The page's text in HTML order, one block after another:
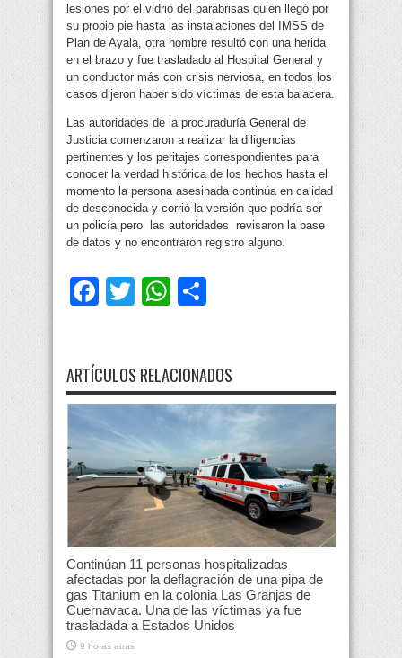
lesiones por el vidrio del parabrisas quien llegó por
su propio pie hasta las instalaciones del IMSS de
Plan de Ayala, otra hombre resultó con una herida
en el brazo y fue trasladado al Hospital General y
un conductor más con crisis nerviosa, en todos los
casos dijeron haber sido víctimas de esta balacera.
Las autoridades de la procuraduría General de
Justicia comenzaron a realizar la diligencias
pertinentes y los peritajes correspondientes para
conocer la verdad histórica de los hechos hasta el
momento la persona asesinada continúa en calidad
de desconocida y corrió la versión que podría ser
un policía pero las autoridades revisaron la base
de datos y no encontraron registro alguno.
Facebook
TwitterWhatsApp
ARTÍCULOS RELACIONADOS
Continúan 11 personas hospitalizadas
afectadas por la deflagración de una pipa de
gas Titanium en la colonia Las Granjas de
Cuernavaca. Una de las víctimas ya fue
trasladada a Estados Unidos
9 horas atras